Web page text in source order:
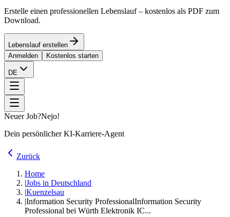
Erstelle einen professionellen Lebenslauf – kostenlos als PDF zum
Download.
Lebenslauf erstellen
Anmelden
Kostenlos starten
DE
Neuer Job?Nejo!
Dein persönlicher KI-Karriere-Agent
Zurück
Home
|Jobs in Deutschland
|Kuenzelsau
|Information Security ProfessionalInformation Security
Professional bei Würth Elektronik IC...